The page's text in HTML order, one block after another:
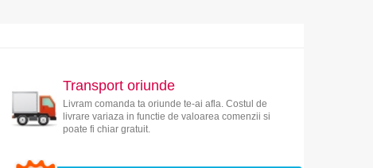
Transport oriunde
Livram comanda ta oriunde te-ai afla. Costul de
livrare variaza in functie de valoarea comenzii si
poate fi chiar gratuit.